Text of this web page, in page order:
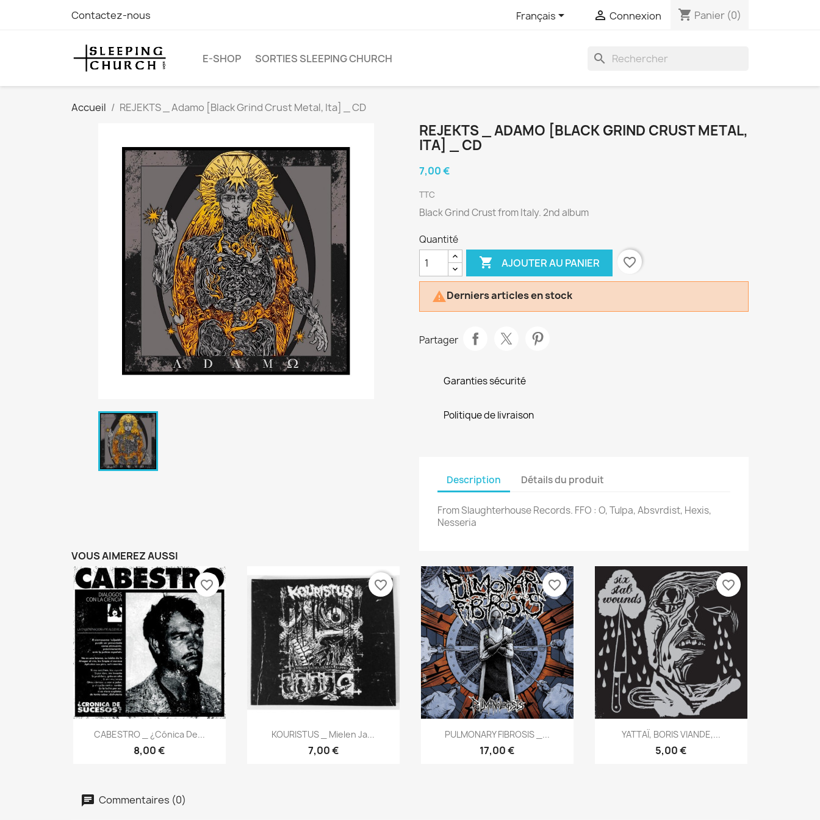
Contactez-nous Français  Connexion shopping_cart Panier (0)
E-SHOP SORTIES SLEEPING CHURCH search
Accueil REJEKTS _ Adamo [Black Grind Crust Metal, Ita] _ CD
REJEKTS _ ADAMO [BLACK GRIND CRUST METAL,
ITA] _ CD
7,00 €
TTC
Black Grind Crust from Italy. 2nd album
Quantité
 AJOUTER AU PANIER favorite_border
Derniers articles en stock
Partager
Garanties sécurité
Politique de livraison
Description Détails du produit
From Slaughterhouse Records. FFO : O, Tulpa, Absvrdist, Hexis,
Nesseria
VOUS AIMEREZ AUSSI
Aperçu rapide
CABESTRO _ ¿Cónica De...
8,00 €
favorite_border
Aperçu rapide
KOURISTUS _ Mielen Ja...
7,00 €
favorite_border
Aperçu rapide
PULMONARY FIBROSIS _...
17,00 €
favorite_border
Aperçu rapide
YATTAÏ, BORIS VIANDE,...
5,00 €
favorite_border
Commentaires (0)